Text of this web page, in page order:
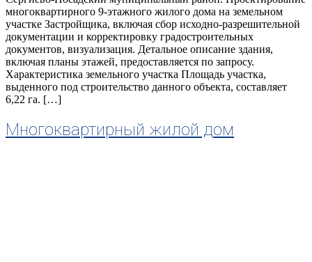
многоквартирного 9-этажного жилого дома на земельном
участке Застройщика, включая сбор исходно-разрешительной
документации и корректировку градостроительных
документов, визуализация. Детальное описание здания,
включая планы этажей, предоставляется по запросу.
Характеристика земельного участка Площадь участка,
выденного под строительство данного объекта, составляет
6,22 га. […]
Многоквартирный жилой дом